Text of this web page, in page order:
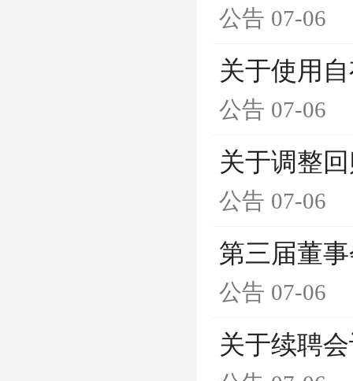
公告 07-06
关于使用
公告 07-06
关于调整
公告 07-06
第三届董
公告 07-06
关于续聘